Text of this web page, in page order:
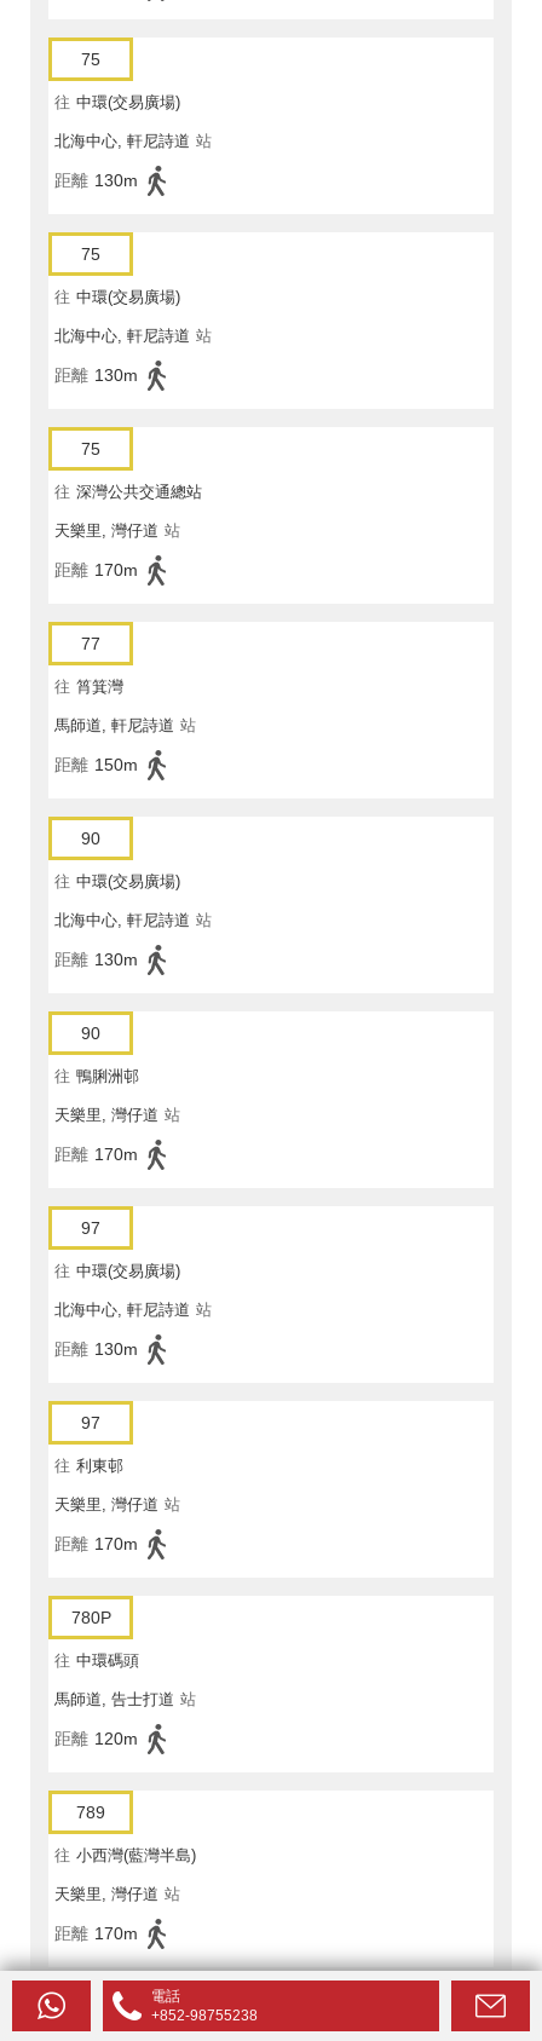
75
往 中環(交易廣場)
北海中心, 軒尼詩道 站
距離 130m
75
往 中環(交易廣場)
北海中心, 軒尼詩道 站
距離 130m
75
往 深灣公共交通總站
天樂里, 灣仔道 站
距離 170m
77
往 筲箕灣
馬師道, 軒尼詩道 站
距離 150m
90
往 中環(交易廣場)
北海中心, 軒尼詩道 站
距離 130m
90
往 鴨脷洲邨
天樂里, 灣仔道 站
距離 170m
97
往 中環(交易廣場)
北海中心, 軒尼詩道 站
距離 130m
97
往 利東邨
天樂里, 灣仔道 站
距離 170m
780P
往 中環碼頭
馬師道, 告士打道 站
距離 120m
789
往 小西灣(藍灣半島)
天樂里, 灣仔道 站
距離 170m
電話
+852-98755238